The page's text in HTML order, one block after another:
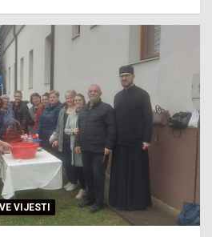
VIJESTI